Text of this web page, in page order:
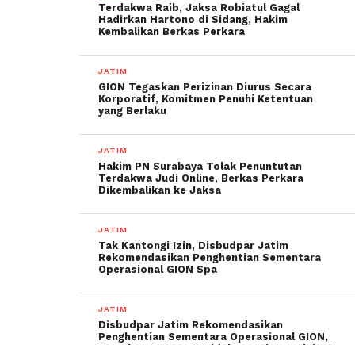
Terdakwa Raib, Jaksa Robiatul Gagal
Hadirkan Hartono di Sidang, Hakim
Kembalikan Berkas Perkara
JATIM
GION Tegaskan Perizinan Diurus Secara
Korporatif, Komitmen Penuhi Ketentuan
yang Berlaku
JATIM
Hakim PN Surabaya Tolak Penuntutan
Terdakwa Judi Online, Berkas Perkara
Dikembalikan ke Jaksa
JATIM
Tak Kantongi Izin, Disbudpar Jatim
Rekomendasikan Penghentian Sementara
Operasional GION Spa
JATIM
Disbudpar Jatim Rekomendasikan
Penghentian Sementara Operasional GION,